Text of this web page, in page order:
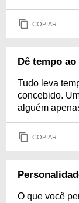
COPIAR
Dê tempo
Tudo leva
concebido.
alguém
COPIAR
O que você